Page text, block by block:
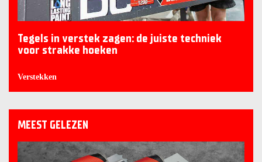
Tegels in verstek zagen: de juiste techniek
voor strakke hoeken
Verstekken
MEEST GELEZEN